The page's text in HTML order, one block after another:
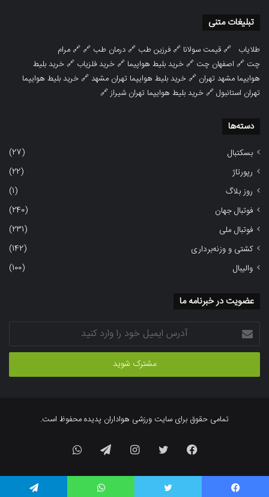
تبلیغات متنی
طلایاب 🔗قیمت سولانا 🔗فرزین طب 🔗درمان طب 🔗 🔗مرام
چت 🔗 اصفهان چت 🔗خرید بلیط هواپیما 🔗خرید فلزیاب 🔗خرید بلیط
هوایپما مشهد تهران 🔗خرید بلیط هوایپما تهران مشهد🔗خرید بلیط هوایپما
تهران استانبول🔗خرید بلیط هوایپما تهران شیراز🔗
دسته‌ها
بسکتبال
(27)
رپورتاژ
(22)
روز بلاگ
(1)
فوتبال جهان
(240)
فوتبال ملی
(231)
کشتی و وزنه‌برداری
(142)
والیبال
(100)
عضویت در خبرنامه ما
آدرس
ایمیل
خود
وارد
تمامی حقوق برای سایت ورزشی هواداران پدیده محفوظ است.
فیسبوک توییتر اینستاگرام تلگرام
آپ